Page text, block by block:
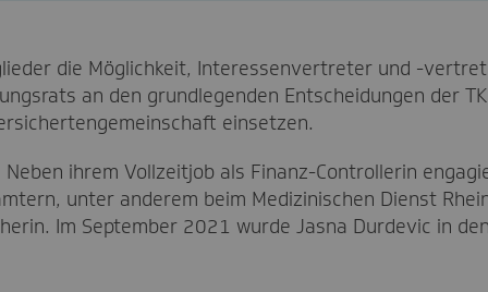
die Möglichkeit, Interessenvertreter und -
an den grundlegenden Entscheidungen der
einsetzen.
ihrem Vollzeitjob als Finanz-Controllerin
unter anderem beim Medizinischen Dienst
Im September 2021 wurde Jasna Durdevic in